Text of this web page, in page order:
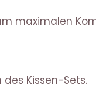
maximalen
Kissen-Sets.